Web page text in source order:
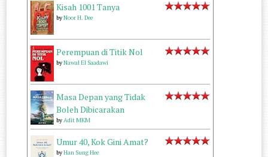
Kisah 1001 Tanya
byNoor H. Dee
Perempuan di Titik Nol
byNawal El Saadawi
Masa Depan yang Tidak
Boleh Dibicarakan
byAdit MKM
Umur 40, Kok Gini Amat?
byHan Sung Hee